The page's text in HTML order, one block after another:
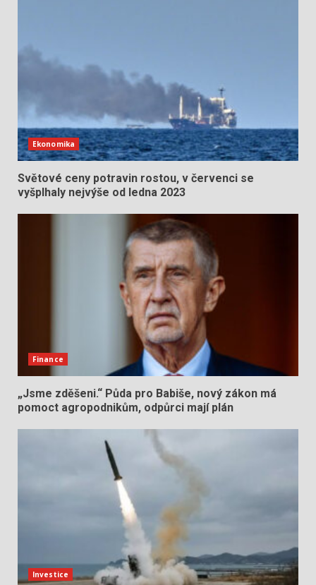
Ekonomika
Světové ceny potravin rostou, v červenci se
vyšplhaly nejvýše od ledna 2023
Finance
„Jsme zděšeni.“ Půda pro Babiše, nový zákon má
pomoct agropodnikům, odpůrci mají plán
Investice